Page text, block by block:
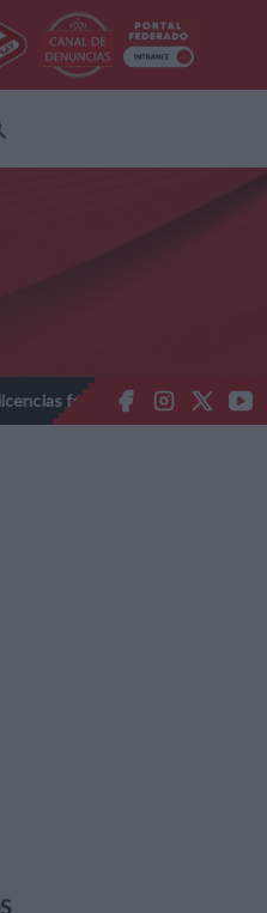
- Temporada 2026-2027 //